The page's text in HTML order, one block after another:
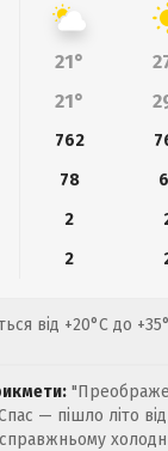
21°
21°
762
78
2
2
від +20°C до
— пішло літо